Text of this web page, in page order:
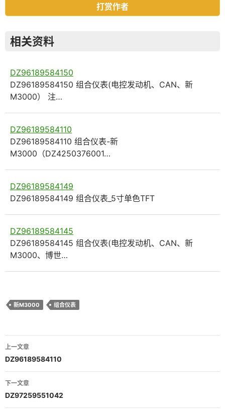
打赏作者
相关资料
DZ96189584150
DZ96189584150 组合仪表(电控发动机、CAN、新
M3000） 注…
DZ96189584110
DZ96189584110 组合仪表-新
M3000（DZ4250376001…
DZ96189584149
DZ96189584149 组合仪表_5寸单色TFT
DZ96189584145
DZ96189584145 组合仪表(电控发动机、CAN、新
M3000、博世…
新M3000 组合仪表
文
章
导
航
上一文章
DZ96189584110
下一文章
DZ97259551042